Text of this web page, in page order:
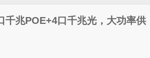
千兆POE+4口千兆光，大功率供